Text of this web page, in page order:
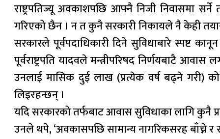
राष्ट्रपतिज्यू अवकाशपछि आफ्नै निजी निवासमा
गरिएको छैन । न त कुनै सरकारी निकायले नै केही
सरकारले पूर्वपदाधिकारी दिने सुविधाबारे स्पष्ट
पूर्वराष्ट्रपति यादवले मन्त्रीपरिषद निर्णयबाटै
उनलाई मासिक दुई लाख (प्रत्येक वर्ष बढ्ने गरी)
लिइरहन्छन् ।
यदि सरकारको तर्फबाट आवास सुविधाका लागि कुनै
उनले थपे, ‘अवकासपछि सामान्य नागरिकसरह बाँच्ने र